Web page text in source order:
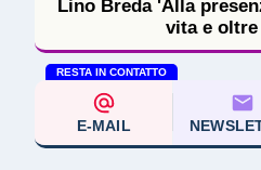
Lino Breda 'Alla
vita e
RESTA IN CONTATTO
E-MAIL